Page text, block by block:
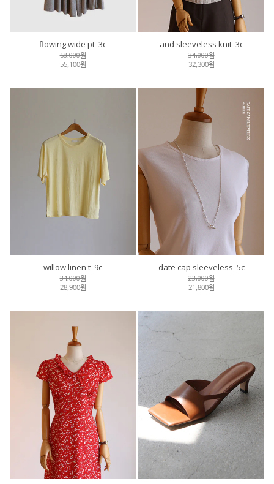
flowing wide pt_3c
58,000원
55,100원
and sleeveless knit_3c
34,000원
32,300원
willow linen t_9c
34,000원
28,900원
date cap sleeveless_5c
23,000원
21,800원